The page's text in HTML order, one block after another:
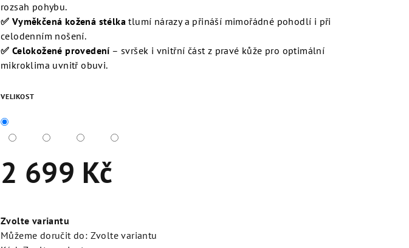
rozsah pohybu.
✅ Vyměkčená kožená stélka tlumí nárazy a přináší mimořádné pohodlí i při
celodenním nošení.
✅ Celokožené provedení – svršek i vnitřní část z pravé kůže pro optimální
mikroklima uvnitř obuvi.
VELIKOST
2 699 Kč
cena:
Zvolte variantu
Můžeme doručit do: Zvolte variantu